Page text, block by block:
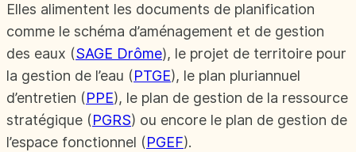
Elles alimentent les documents de planification
comme le schéma d’aménagement et de gestion
des eaux (SAGE Drôme), le projet de territoire pour
la gestion de l’eau (PTGE), le plan pluriannuel
d’entretien (PPE), le plan de gestion de la ressource
stratégique (PGRS) ou encore le plan de gestion de
l’espace fonctionnel (PGEF).